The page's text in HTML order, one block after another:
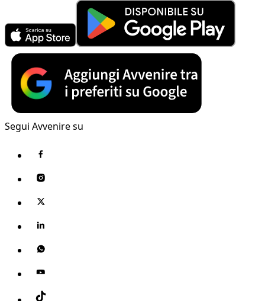
Segui Avvenire su